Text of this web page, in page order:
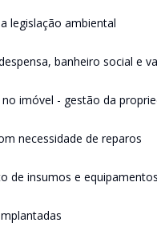
legislação ambiental
banheiro social e
imóvel - gestão da
necessidade de reparos
de insumos e equipamentos